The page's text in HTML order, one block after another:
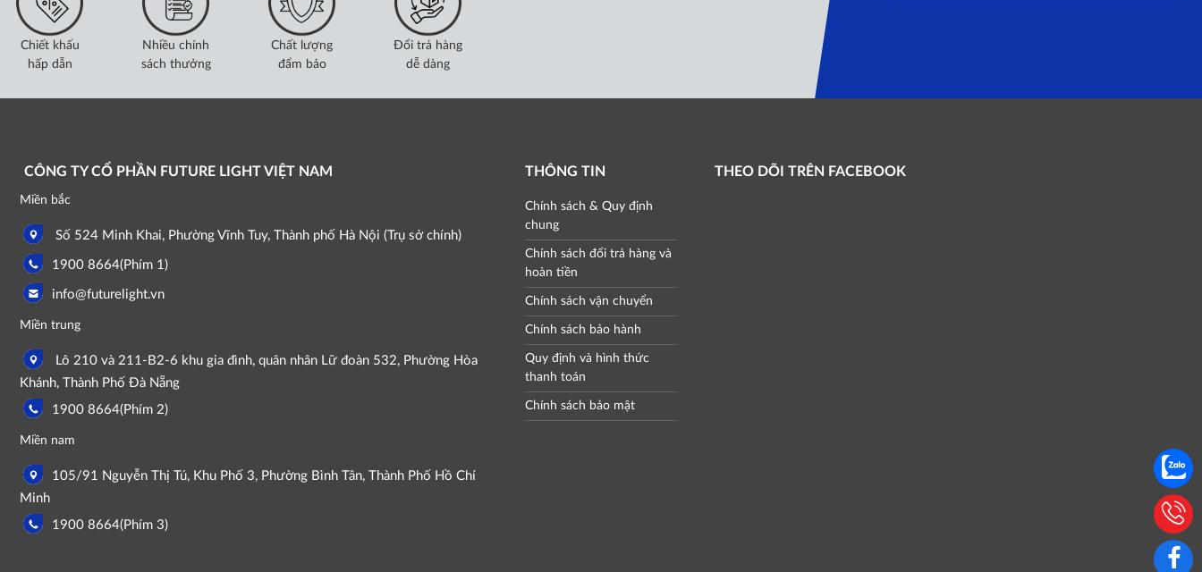
Chiết khấu
hấp dẫn
Nhiều chính
sách thưởng
Chất lượng
đẩm bảo
Đổi trả hàng
dễ dàng
CÔNG TY CỔ PHẦN FUTURE LIGHT VIỆT NAM
Miền bắc
Số 524 Minh Khai, Phường Vĩnh Tuy, Thành phố Hà Nội (Trụ sở chính)
1900 8664(Phím 1)
info@futurelight.vn
Miền trung
Lô 210 và 211-B2-6 khu gia đình, quân nhân Lữ đoàn 532, Phường Hòa
Khánh, Thành Phố Đà Nẵng
1900 8664(Phím 2)
Miền nam
105/91 Nguyễn Thị Tú, Khu Phố 3, Phường Bình Tân, Thành Phố Hồ Chí
Minh
1900 8664(Phím 3)
THÔNG TIN
Chính sách & Quy định
chung
Chính sách đổi trả hàng và
hoàn tiền
Chính sách vận chuyển
Chính sách bảo hành
Quy định và hình thức
thanh toán
Chính sách bảo mật
THEO DÕI TRÊN FACEBOOK